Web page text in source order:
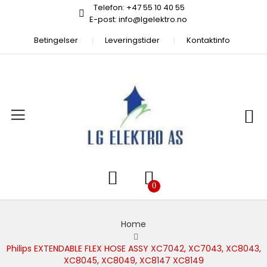
Telefon: +47 55 10 40 55
E-post: info@lgelektro.no
Betingelser
Leveringstider Kontaktinfo
Home
Philips EXTENDABLE FLEX HOSE ASSY XC7042, XC7043, XC8043,
XC8045, XC8049, XC8147 XC8149